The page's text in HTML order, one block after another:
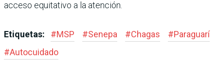
acceso equitativo a la atención.
Etiquetas: #MSP #Senepa #Chagas #Paraguarí
#Autocuidado